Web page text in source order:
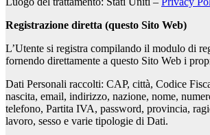
Registrazione diretta (questo Sito Web)
L’Utente si registra compilando il modulo di
fornendo direttamente a questo Sito Web i
Dati Personali raccolti: CAP, città, Codice
nascita, email, indirizzo, nazione, nome,
telefono, Partita IVA, password, provincia,
lavoro, sesso e varie tipologie di Dati.